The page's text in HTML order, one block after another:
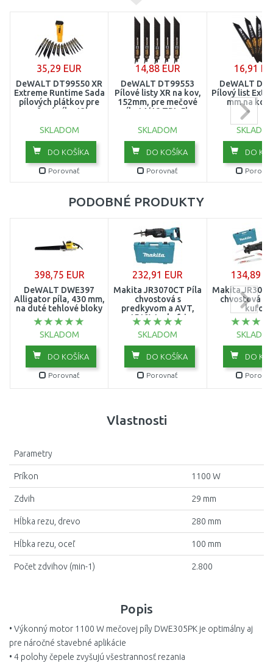
Sady pílových plátkov Tehly a pórobetón
35,29 EUR
DeWALT DT99550 XR
Extreme Runtime Sada
pílových plátkov pre
mečové píly, 13ks
SKLADOM
DO KOŠÍKA
Porovnať
14,88 EUR
DeWALT DT99553
Pílové listy XR na kov,
152mm, pre mečové
píly 14/18 TPI, 5ks
SKLADOM
DO KOŠÍKA
Porovnať
16,91
DeWALT
Pílový list
mm na kov
DO
PODOBNÉ PRODUKTY
398,75 EUR
DeWALT DWE397
Alligator píla, 430 mm,
na duté tehlové bloky
SKLADOM
DO KOŠÍKA
Porovnať
232,91 EUR
Makita JR3070CT Píla
chvostová s
predkyvom a AVT,
1510W, v kufri
SKLADOM
DO KOŠÍKA
Porovnať
134,89
Makita
chvostová
kufor
DO
Popis
• Výkonný motor 1100 W mečovej píly DWE305PK je optimálny aj
pre náročné stavebné aplikácie
• 4 polohy čepele zvyšujú všestrannosť rezania
Vlastnosti
Parametry
Príkon 1100 W
Zdvih 29 mm
Hĺbka rezu, drevo 280 mm
Hĺbka rezu, oceľ 100 mm
Počet zdvihov (min-1) 2.800